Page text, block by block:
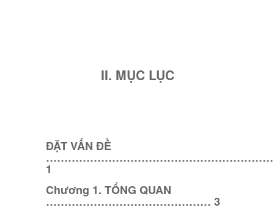
II. MỤC LỤC
ĐẶT VẤN ĐỀ
1
Chương 1. TỔNG QUAN
……………………………………… 3